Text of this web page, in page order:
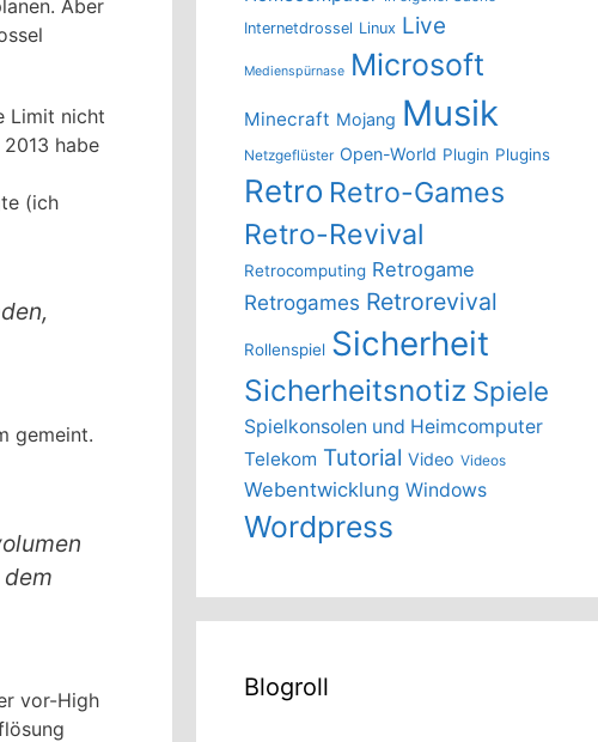
Aber
Limit nicht
habe
(ich
gemeint.
vor-High
Internetdrossel Linux Live
Medienspürnase Microsoft
Minecraft Mojang Musik
Netzgeflüster Open-World Plugin Plugins
Retro Retro-Games
Retro-Revival
Retrocomputing Retrogame
Retrogames Retrorevival
Rollenspiel Sicherheit
Sicherheitsnotiz Spiele
Spielkonsolen und Heimcomputer
Telekom Tutorial Video Videos
Webentwicklung Windows
Wordpress
Blogroll